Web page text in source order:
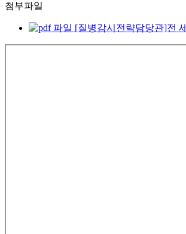
첨부파일
[질병감시전략담당관]전